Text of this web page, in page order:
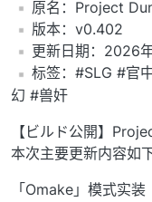
原名：Project
️版本：v0.402
更新日期：2026
标签：#SLG #官
幻 #兽奸
【ビルド公開】
本次主要更新内容如下
「Omake」模式实装